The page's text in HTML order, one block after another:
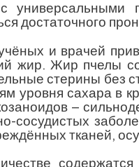
универсальными
достаточного
и врачей
жир. Жир пчелы
стерины без
уровня сахара в
–
сосудистых
тканей,